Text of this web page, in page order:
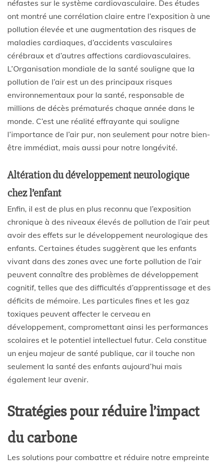
néfastes sur le système cardiovasculaire. Des études
ont montré une corrélation claire entre l’exposition à une
pollution élevée et une augmentation des risques de
maladies cardiaques, d’accidents vasculaires
cérébraux et d’autres affections cardiovasculaires.
L’Organisation mondiale de la santé souligne que la
pollution de l’air est un des principaux risques
environnementaux pour la santé, responsable de
millions de décès prématurés chaque année dans le
monde. C’est une réalité effrayante qui souligne
l’importance de l’air pur, non seulement pour notre bien-
être immédiat, mais aussi pour notre longévité.
Altération du développement neurologique
chez l’enfant
Enfin, il est de plus en plus reconnu que l’exposition
chronique à des niveaux élevés de pollution de l’air peut
avoir des effets sur le développement neurologique des
enfants. Certaines études suggèrent que les enfants
vivant dans des zones avec une forte pollution de l’air
peuvent connaître des problèmes de développement
cognitif, telles que des difficultés d’apprentissage et des
déficits de mémoire. Les particules fines et les gaz
toxiques peuvent affecter le cerveau en
développement, compromettant ainsi les performances
scolaires et le potentiel intellectuel futur. Cela constitue
un enjeu majeur de santé publique, car il touche non
seulement la santé des enfants aujourd’hui mais
également leur avenir.
Stratégies pour réduire l’impact
du carbone
Les solutions pour combattre et réduire notre empreinte